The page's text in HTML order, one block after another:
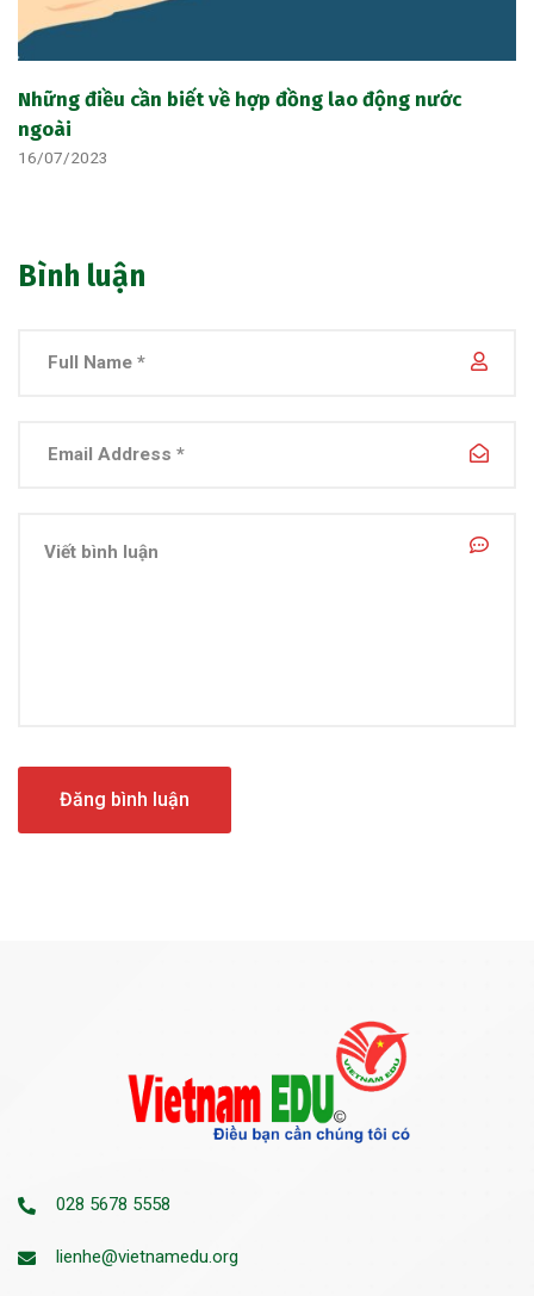
Những điều cần biết về hợp đồng lao động nước
ngoài
16/07/2023
Bình luận
028 5678 5558
lienhe@vietnamedu.org